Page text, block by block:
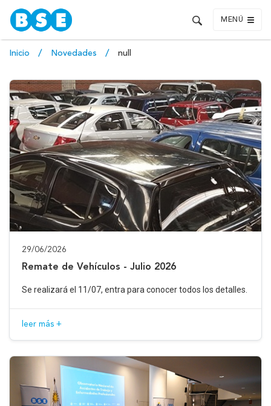
MENÚ
Inicio Novedades null
29/06/2026
Remate de Vehículos - Julio 2026
Se realizará el 11/07, entra para conocer todos los detalles.
leer más +